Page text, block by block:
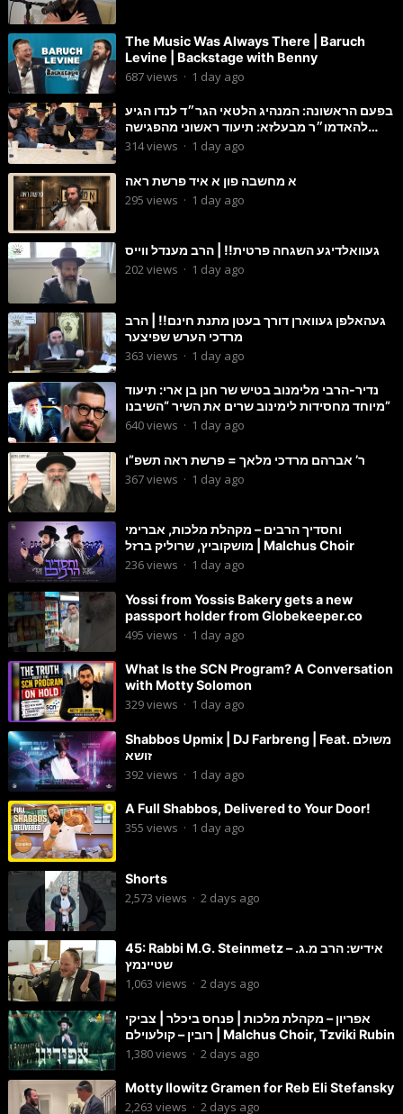
The Music Was Always There | Baruch
Levine | Backstage with Benny
687views · 1 day ago
בפעם הראשונה: המנהיג הלטאי הגר״ד לנדו הגיע
להאדמו״ר מבעלזא: תיעוד ראשוני מהפגישה
הנדירה
314views · 1 day ago
א מחשבה פון א איד פרשת ראה
295 views · 1 day ago
געוואלדיגע השגחה פרטית!! | הרב מענדל ווייס
202views · 1 day ago
געהאלפן געווארן דורך בעטן מתנת חינם!! | הרב
מרדכי הערש שפיצער
363 views · 1 day ago
נדיר-הרבי מלימנוב בטיש שר חנן בן ארי: תיעוד
מיוחד מחסידות לימינוב שרים את השיר “השיבנו”
640views · 1 day ago
ר’ אברהם מרדכי מלאך = פרשת ראה תשפ”ו
367views · 1 day ago
וחסדיך הרבים – מקהלת מלכות, אברימי
מושקוביץ, שרוליק ברזל | Malchus Choir
236views · 1 day ago
Yossi from Yossis Bakery gets a new
passport holder from Globekeeper.co
495 views · 1 day ago
What Is the SCN Program? A Conversation
with Motty Solomon
329views · 1 day ago
Shabbos Upmix | DJ Farbreng | Feat. משולם
זושא
392 views · 1 day ago
A Full Shabbos, Delivered to Your Door!
355 views · 1 day ago
Shorts
2,573 views · 2 days ago
45: Rabbi M.G. Steinmetz – אידיש: הרב מ.ג.
שטיינמץ
1,063 views · 2 days ago
אפריון – מקהלת מלכות | פנחס ביכלר | צביקי
רובין – קולעוילם | Malchus Choir, Tzviki Rubin
1,380views · 2 days ago
Motty Ilowitz Gramen for Reb Eli Stefansky
2,263 views · 2 days ago